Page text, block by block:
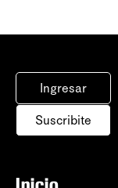
Ingresar
Suscribite